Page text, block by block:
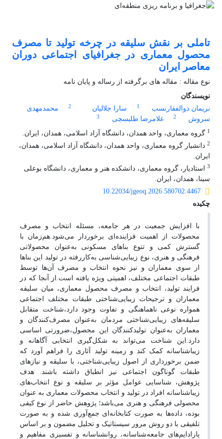
تاملی بر نقش سلیقه در چرخه تولید تا مصرف
محصول معماری در جغرافیای اجتماعی دوران
معاصر ایران
نوع مقاله : مقاله های برگرفته از رساله و پایان نامه
نویسندگان
نریمان ذوالفقارنسب
1 سارا جلالیان 2
محمد‌مهدی
سروش
2 غلامرضا طلیسچی 3
1 گروه معماری، واحد همدان، دانشگاه آزاد اسلامی، همدان، ایران.
2 دانشیار گروه معماری، واحد همدان، دانشگاه آزاد اسلامی، همدان،
ایران.
3
استادیار، گروه معماری، دانشکده هنر و معماری، دانشگاه بوعلی
سینا، همدان، ایران.
10.22034/jgeoq.2026.580702.4467
چکیده
با افزایش جمعیت در هر جامعه، مسئله انتخاب و مصرف
محصولات از اهمیت فزاینده‌ای برخوردار می‌شود.هم‌زمان با
گسترش کمی و تنوع بناهای مسکونی به‌عنوان محصولاتی
فرهنگی و هنری، نوع زیبایی‌شناسی به‌کاررفته در تولید این بناها
از سوی معماران و نیز نحوه انتخاب و مصرف آن‌ها توسط
طبقات اجتماعی مختلف، اهمیتی ویژه یافته است.از آنجا که در
فرایند تولید، انتخاب و مصرف محصول معماری، میان سلیقه
معماران و ترجیحات زیبایی‌شناختی طبقات مختلف اجتماعی
همواره نوعی ناهماهنگی و تفاوت وجود دارد،شناخت متقابل
سلیقه‌های زیبایی‌شناختی مردمان به‌عنوان مصرف‌کنندگان و
معماران به‌عنوان تولیدکنندگان این محصول،ضرورتی اساسی
دارد.این شناخت می‌تواند به شکل‌گیری انتخابی آگاهانه و
زیباشناسانه کمک کند و زمینه تولید آثاری را فراهم آورد که
ضمن برخورداری از اصول زیبایی‌شناختی، با سلیقه و نیازهای
طبقات گوناگون اجتماعی نیز انطباق داشته باشند. هدف
پژوهش، شناسایی عوامل مؤثر بر سلیقه و نوع انتخاب‌های
زیبا‌شناسانه افراد در تولید و انتخاب محصولات معماری به عنوان
محصولی فرهنگی و هنری می‌باشد؛ پژوهش حاضر از نوع کیفی
بوده، داده‌ها به صورت کتابخانه‌ای جمع‌آوری شده و به صورت
تلفیقی با دو روش مرور سیستاتیک و تحلیل مضمون و بر اساس
پارادایم‌های جامعه‌شناسانه، روانشناسانه و تفسیری مفاهیم و